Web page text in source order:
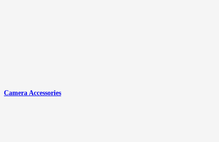
Camera Accessories